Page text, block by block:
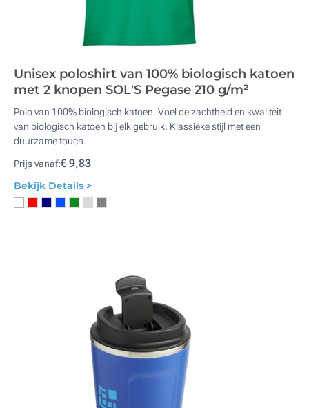
Unisex poloshirt van 100% biologisch katoen
met 2 knopen SOL'S Pegase 210 g/m²
Polo van 100% biologisch katoen. Voel de zachtheid en kwaliteit
van biologisch katoen bij elk gebruik. Klassieke stijl met een
duurzame touch.
Prijs vanaf:€ 9,83
Bekijk Details >